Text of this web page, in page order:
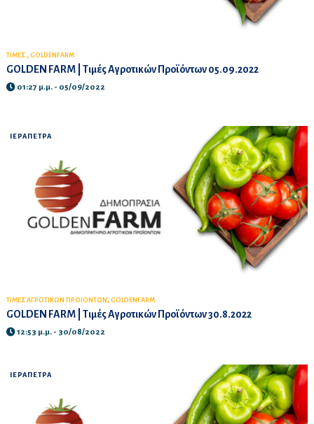
ΤΙΜΕΣ , GOLDENFARM
GOLDEN FARM | Τιμές Αγροτικών Προϊόντων 05.09.2022
01:27 μ.μ. - 05/09/2022
ΙΕΡΑΠΕΤΡΑ
ΤΙΜΕΣ ΑΓΡΟΤΙΚΩΝ ΠΡΟΙΟΝΤΩΝ , GOLDENFARM
GOLDEN FARM | Τιμές Αγροτικών Προϊόντων 30.8.2022
12:53 μ.μ. - 30/08/2022
ΙΕΡΑΠΕΤΡΑ